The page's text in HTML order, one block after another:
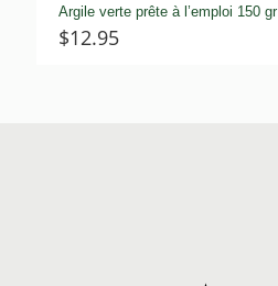
Argile verte prête à l’emploi 150 gr
$12.95